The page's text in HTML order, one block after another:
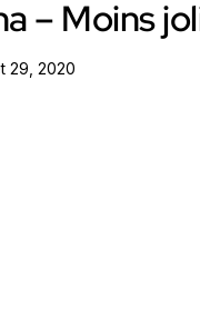
– Moins
29, 2020